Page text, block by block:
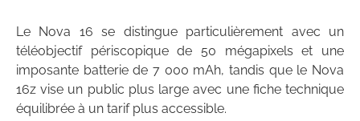
Le Nova 16 se distingue particulièrement avec un
téléobjectif périscopique de 50 mégapixels et une
imposante batterie de 7 000 mAh, tandis que le Nova
16z vise un public plus large avec une fiche technique
équilibrée à un tarif plus accessible.